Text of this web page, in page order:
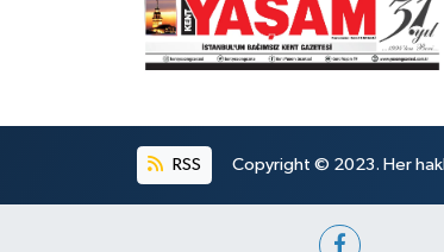
RSS Copyright © 2023. Her